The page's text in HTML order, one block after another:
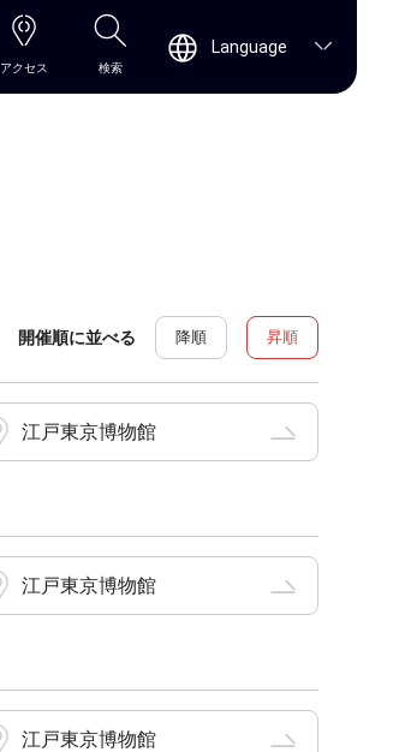
アクセス 検索
Language
開催順に並べる 降順 昇順
江戸東京博物館
江戸東京博物館
江戸東京博物館